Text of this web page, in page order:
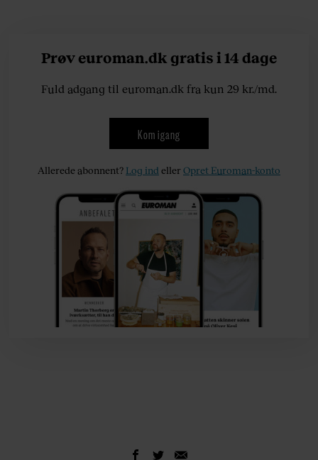
Prøv euroman.dk gratis i 14 dage
Fuld adgang til euroman.dk fra kun 29 kr./md.
Kom igang
Allerede abonnent? Log ind ellerOpret Euroman-konto